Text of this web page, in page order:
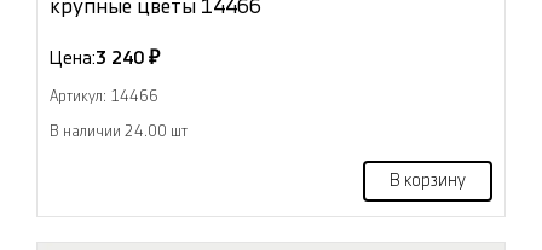
крупные цветы 14466
Цена:3 240 ₽
Артикул: 14466
В наличии 24.00 шт
В корзину